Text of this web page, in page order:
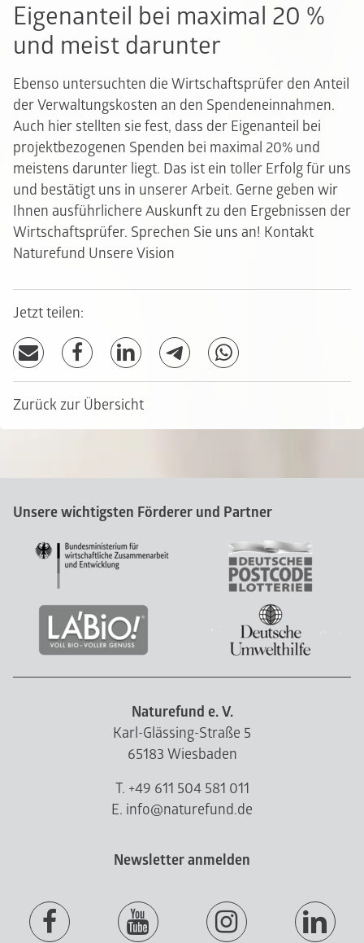
Eigenanteil bei maximal 20 %
und meist darunter
Ebenso untersuchten die Wirtschaftsprüfer den Anteil
der Verwaltungskosten an den Spendeneinnahmen.
Auch hier stellten sie fest, dass der Eigenanteil bei
projektbezogenen Spenden bei maximal 20% und
meistens darunter liegt. Das ist ein toller Erfolg für uns
und bestätigt uns in unserer Arbeit. Gerne geben wir
Ihnen ausführlichere Auskunft zu den Ergebnissen der
Wirtschaftsprüfer. Sprechen Sie uns an! Kontakt
Naturefund Unsere Vision
Jetzt teilen:
Zurück zur Übersicht
Unsere wichtigsten Förderer und Partner
Naturefund e. V.
Karl-Glässing-Straße 5
65183 Wiesbaden
T. +49 611 504 581 011
E. info@naturefund.de
Newsletter anmelden